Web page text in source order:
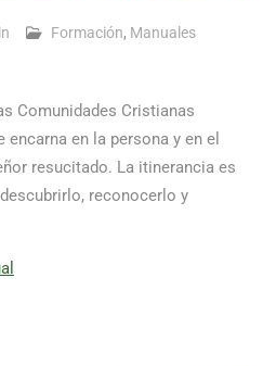
Formación, Manuales
Comunidades Cristianas
en la persona y en el
resucitado. La itinerancia es
reconocerlo y